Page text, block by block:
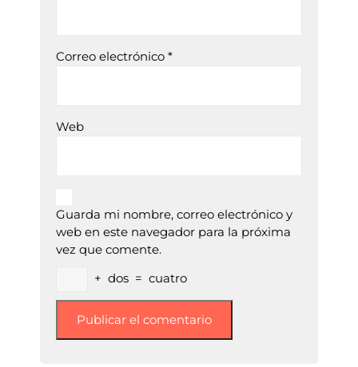
Correo electrónico *
Web
Guarda mi nombre, correo electrónico y
web en este navegador para la próxima
vez que comente.
+ dos = cuatro